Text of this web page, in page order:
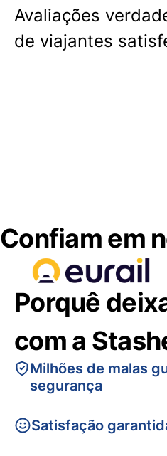
Avaliações
de viajantes
Confiam em
Porquê
com a
Milhões de malas
segurança
Satisfação